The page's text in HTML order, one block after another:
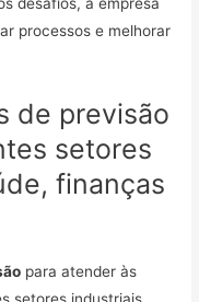
processos e melhorar
de previsão
setores
finanças
para atender às